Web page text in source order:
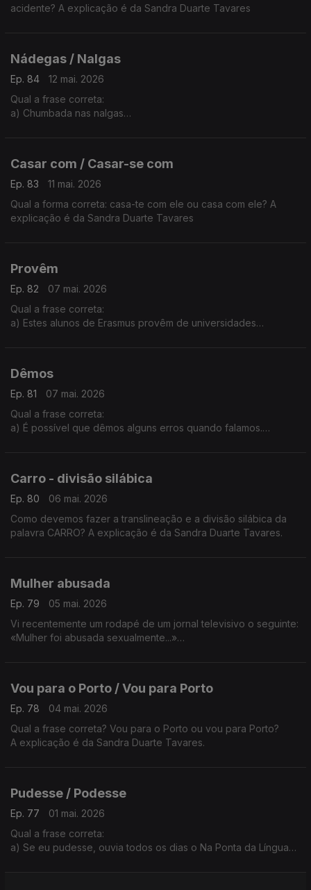
acidente? A explicação é da Sandra Duarte Tavares
Nádegas / Nalgas
Ep. 84
12 mai. 2026
Qual a frase correta:
a) Chumbada nas nalgas
Casar com / Casar-se com
Ep. 83
11 mai. 2026
Qual a forma correta: casa-te com ele ou casa com ele? A
explicação é da Sandra Duarte Tavares
Provêm
Ep. 82
07 mai. 2026
Qual a frase correta:
a) Estes alunos de Erasmus provêm de universidades
Dêmos
Ep. 81
07 mai. 2026
Qual a frase correta:
a) É possível que dêmos alguns erros quando falamos.
Carro - divisão silábica
Ep. 80
06 mai. 2026
Como devemos fazer a translineação e a divisão silábica da
palavra CARRO? A explicação é da Sandra Duarte Tavares.
Mulher abusada
Ep. 79
05 mai. 2026
Vi recentemente um rodapé de um jornal televisivo o seguinte:
«Mulher foi abusada sexualmente...»
Vou para o Porto / Vou para Porto
Ep. 78
04 mai. 2026
Qual a frase correta? Vou para o Porto ou vou para Porto?
A explicação é da Sandra Duarte Tavares.
Pudesse / Podesse
Ep. 77
01 mai. 2026
Qual a frase correta:
a) Se eu pudesse, ouvia todos os dias o Na Ponta da Língua